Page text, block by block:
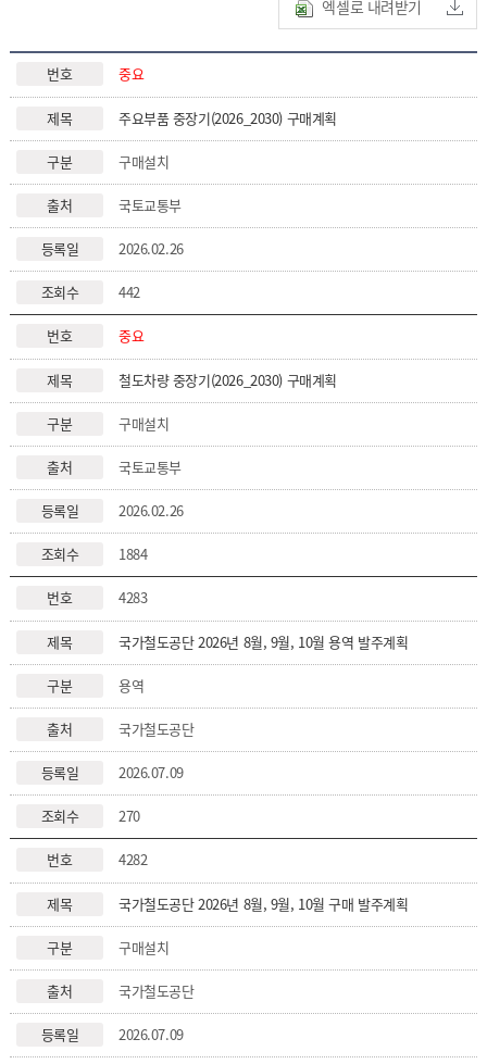
엑셀로 내려받기
중요
주요부품 중장기(2026_2030) 구매계획
구매설치
국토교통부
2026.02.26
442
중요
철도차량 중장기(2026_2030) 구매계획
구매설치
국토교통부
2026.02.26
1884
4283
국가철도공단 2026년 8월, 9월, 10월 용역 발주계획
용역
국가철도공단
2026.07.09
270
4282
국가철도공단 2026년 8월, 9월, 10월 구매 발주계획
구매설치
국가철도공단
2026.07.09